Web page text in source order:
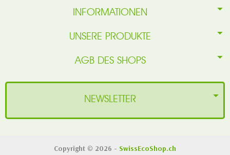
INFORMATIONEN
UNSERE PRODUKTE
AGB DES SHOPS
NEWSLETTER
Copyright © 2026 - SwissEcoShop.ch